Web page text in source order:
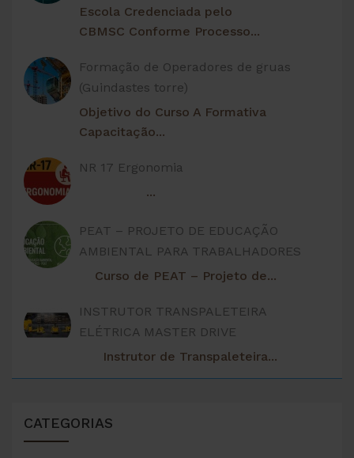
Escola Credenciada pelo
CBMSC Conforme Processo...
Formação de Operadores de gruas
(Guindastes torre)
Objetivo do Curso A Formativa
Capacitação...
NR 17 Ergonomia
...
PEAT – PROJETO DE EDUCAÇÃO
AMBIENTAL PARA TRABALHADORES
Curso de PEAT – Projeto de...
INSTRUTOR TRANSPALETEIRA
ELÉTRICA MASTER DRIVE
Instrutor de Transpaleteira...
CATEGORIAS